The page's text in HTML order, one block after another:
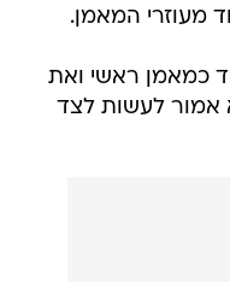
מעוזרי המאמן.
כמאמן ראשי ואת
אמור לעשות לצד